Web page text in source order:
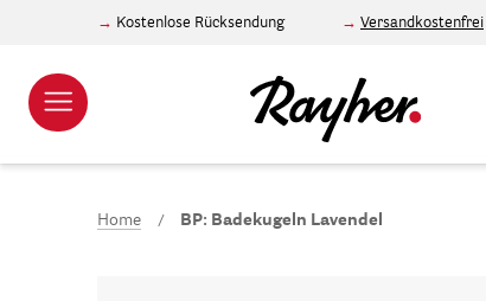
Kostenlose Rücksendung Versandkostenfrei
Home BP: Badekugeln Lavendel